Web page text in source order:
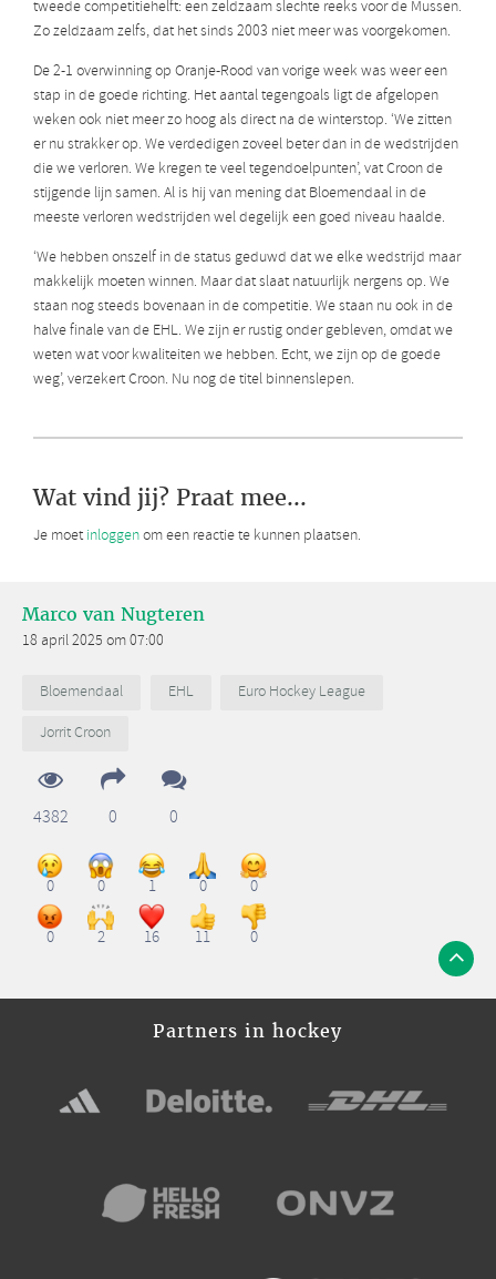
tweede competitiehelft: een zeldzaam slechte reeks voor de Mussen.
Zo zeldzaam zelfs, dat het sinds 2003 niet meer was voorgekomen.
De 2-1 overwinning op Oranje-Rood van vorige week was weer een
stap in de goede richting. Het aantal tegengoals ligt de afgelopen
weken ook niet meer zo hoog als direct na de winterstop. ‘We zitten
er nu strakker op. We verdedigen zoveel beter dan in de wedstrijden
die we verloren. We kregen te veel tegendoelpunten’, vat Croon de
stijgende lijn samen. Al is hij van mening dat Bloemendaal in de
meeste verloren wedstrijden wel degelijk een goed niveau haalde.
‘We hebben onszelf in de status geduwd dat we elke wedstrijd maar
makkelijk moeten winnen. Maar dat slaat natuurlijk nergens op. We
staan nog steeds bovenaan in de competitie. We staan nu ook in de
halve finale van de EHL. We zijn er rustig onder gebleven, omdat we
weten wat voor kwaliteiten we hebben. Echt, we zijn op de goede
weg’, verzekert Croon. Nu nog de titel binnenslepen.
Wat vind jij? Praat mee...
Je moet inloggenom een reactie te kunnen plaatsen.
Marco van Nugteren
18 april 2025 om 07:00
Bloemendaal EHL
Euro Hockey League
Jorrit Croon
4382 0 0
0 0 1 0 0
0 2 16 11 0
Partners in hockey